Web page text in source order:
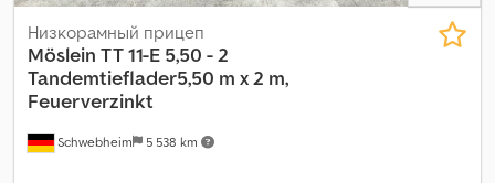
Schwebheim 5 538 km
Низкорамный прицеп
Möslein TT 11-E 5,50 - 2
Tandemtieflader5,50 m x 2 m,
Feuerverzinkt